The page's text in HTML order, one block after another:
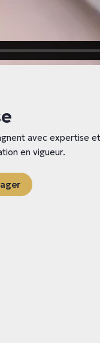
avec expertise
en vigueur.